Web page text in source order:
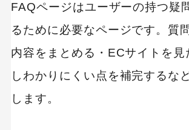
FAQページはユーザーの持つ疑
るために必要なページです。質
内容をまとめる・ECサイトを見
しわかりにくい点を補完するな
します。